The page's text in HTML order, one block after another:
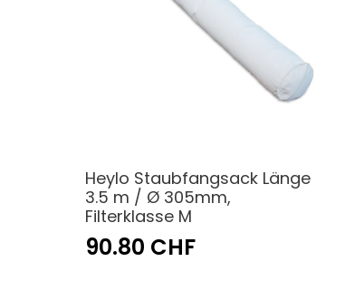
Heylo Staubfangsack Länge
3.5 m / Ø 305mm,
Filterklasse M
90.80 CHF